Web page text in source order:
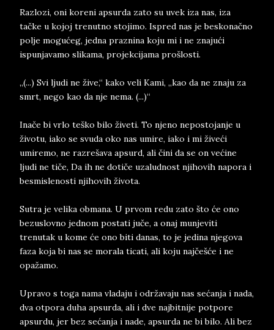
Razlozi, oni koreni apsurda zato su uvek iza nas, iza
tačke u kojoj trenutno stojimo. Ispred nas je beskonačno
polje mogućeg, jedna praznina koju mi i ne znajući
ispunjavamo slikama, projekcijama prošlosti.
„(...) Svi ljudi ne žive,“ kako veli Kami, „kao da ne znaju za
smrt, nego kao da nje nema. (...)“
Inače bi vrlo teško bilo živeti. To njeno nepostojanje u
životu, iako se svuda oko nas umire, iako i mi živeći
umiremo, ne razrešava apsurd, ali čini da se on većine
ljudi ne tiče, Da ih ne dotiče uzaludnost njihovih napora i
besmislenosti njihovih života.
Sutra je velika obmana. U prvom redu zato što će ono
bezuslovno jednom postati juče, a onaj munjeviti
trenutak u kome će ono biti danas, to je jedina njegova
faza koja bi nas se morala ticati, ali koju najčešće i ne
opažamo.
Upravo s toga nama vladaju i održavaju nas sećanja i nada,
dva otpora duha apsurda, ali i dve najbitnije potpore
apsurdu, jer bez sećanja i nade, apsurda ne bi bilo. Ali bez